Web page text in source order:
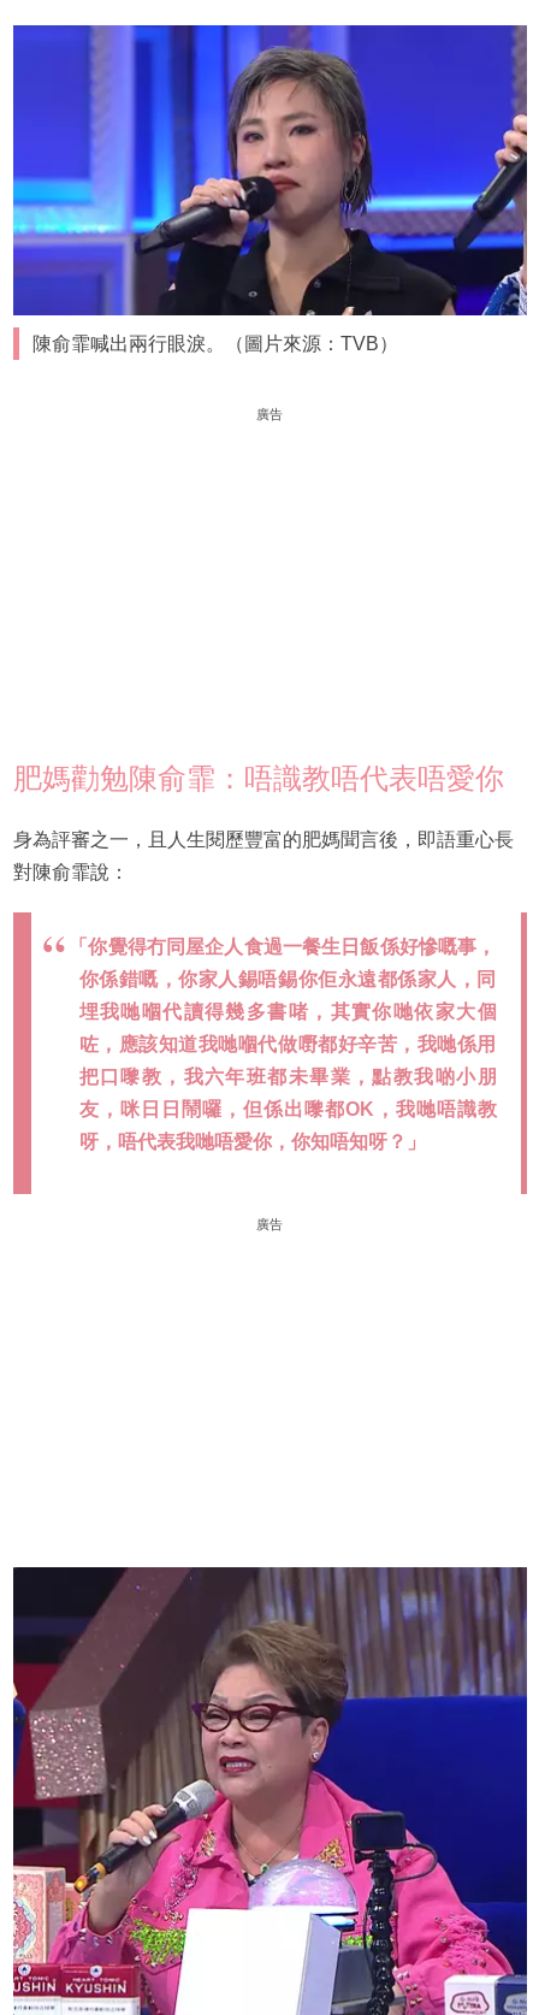
陳俞霏喊出兩行眼淚。（圖片來源：TVB）
廣告
肥媽勸勉陳俞霏：唔識教唔代表唔愛你
身為評審之一，且人生閱歷豐富的肥媽聞言後，即語重心長
對陳俞霏說：
「你覺得冇同屋企人食過一餐生日飯係好慘嘅事，
你係錯嘅，你家人錫唔錫你佢永遠都係家人，同
埋我哋嗰代讀得幾多書啫，其實你哋依家大個
咗，應該知道我哋嗰代做嘢都好辛苦，我哋係用
把口嚟教，我六年班都未畢業，點教我啲小朋
友，咪日日鬧囉，但係出嚟都OK，我哋唔識教
呀，唔代表我哋唔愛你，你知唔知呀？」
廣告